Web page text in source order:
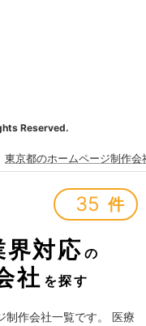
Reserved.
東京都のホームページ制作会
35 件
界対応の
社 を探す
制作会社一覧です。 医療